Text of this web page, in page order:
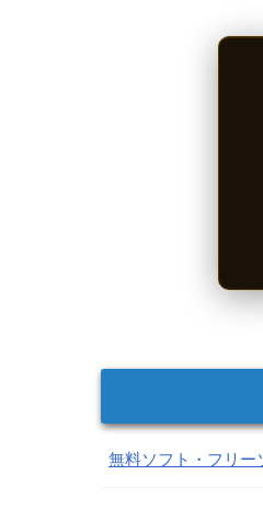
無料ソフト・フリー